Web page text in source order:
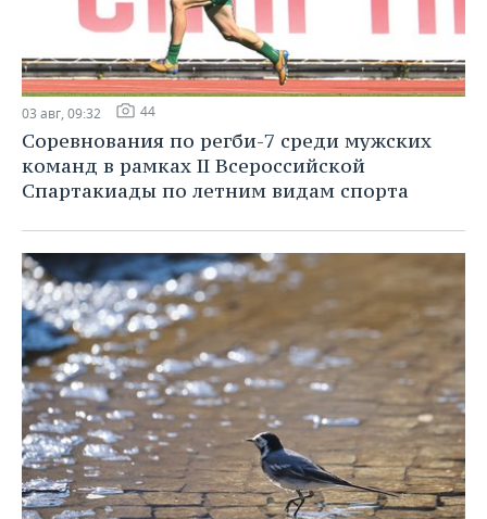
03 авг, 09:32 44
Соревнования по регби-7 среди мужских
команд в рамках II Всероссийской
Спартакиады по летним видам спорта